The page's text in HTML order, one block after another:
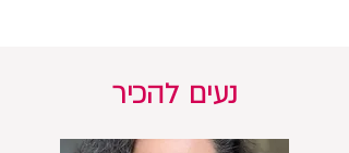
נעים להכיר